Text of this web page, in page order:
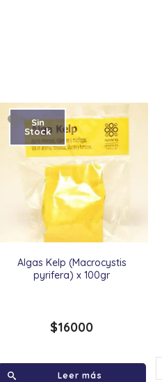
Algas Kelp (Macrocystis
pyrifera) x 100gr
Sin
Stock
$16000
Leer más